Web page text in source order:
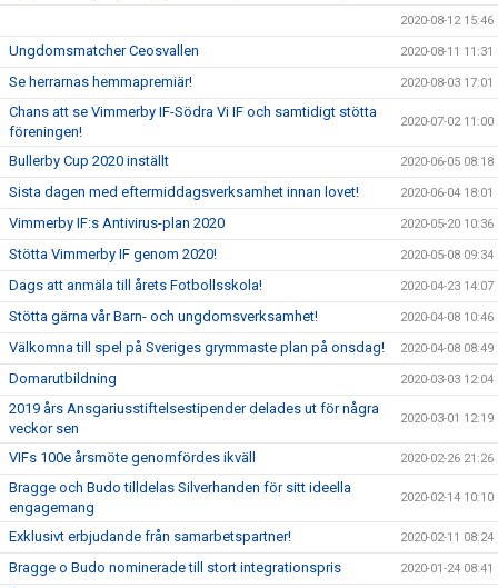
2020-08-12 15:46
Ungdomsmatcher Ceosvallen 2020-08-11 11:31
Se herrarnas hemmapremiär! 2020-08-03 17:01
Chans att se Vimmerby IF-Södra Vi IF och samtidigt stötta
föreningen!
2020-07-02 11:00
Bullerby Cup 2020 inställt 2020-06-05 08:18
Sista dagen med eftermiddagsverksamhet innan lovet! 2020-06-04 18:01
Vimmerby IF:s Antivirus-plan 2020 2020-05-20 10:36
Stötta Vimmerby IF genom 2020! 2020-05-08 09:34
Dags att anmäla till årets Fotbollsskola! 2020-04-23 14:07
Stötta gärna vår Barn- och ungdomsverksamhet! 2020-04-08 10:46
Välkomna till spel på Sveriges grymmaste plan på onsdag! 2020-04-08 08:49
Domarutbildning 2020-03-03 12:04
2019 års Ansgariusstiftelsestipender delades ut för några
veckor sen
2020-03-01 12:19
VIFs 100e årsmöte genomfördes ikväll 2020-02-26 21:26
Bragge och Budo tilldelas Silverhanden för sitt ideella
engagemang
2020-02-14 10:10
Exklusivt erbjudande från samarbetspartner! 2020-02-11 08:24
Bragge o Budo nominerade till stort integrationspris 2020-01-24 08:41